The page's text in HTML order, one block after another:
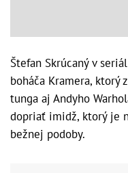
Štefan Skrúcaný v
boháča Kramera, ktorý
tunga aj Andyho
dopriať imidž, ktorý je
bežnej podoby.